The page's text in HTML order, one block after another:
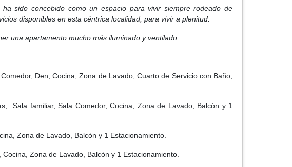
sido concebido como un espacio para vivir siempre rodeado de
disponibles en esta céntrica localidad, para vivir a plenitud.
una apartamento mucho más iluminado y ventilado.
Den, Cocina, Zona de Lavado, Cuarto de Servicio con Baño,
Sala familiar, Sala Comedor, Cocina, Zona de Lavado, Balcón y 1
Zona de Lavado, Balcón y 1 Estacionamiento.
Zona de Lavado, Balcón y 1 Estacionamiento.